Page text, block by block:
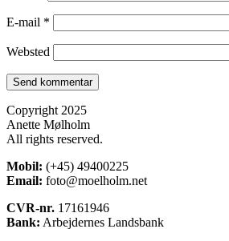
E-mail *
Websted
Copyright 2025
Anette Mølholm
All rights reserved.
Mobil: (+45) 49400225
Email: foto@moelholm.net
CVR-nr. 17161946
Bank: Arbejdernes Landsbank